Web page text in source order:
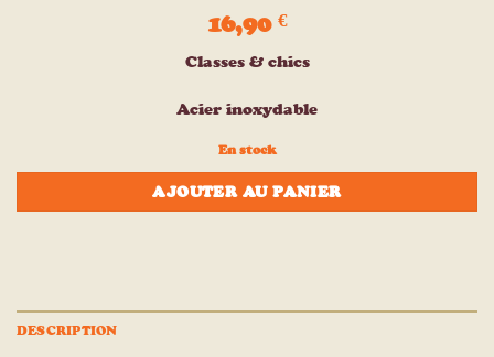
16,90 €
Classes & chics
Acier inoxydable
En stock
AJOUTER AU PANIER
DESCRIPTION